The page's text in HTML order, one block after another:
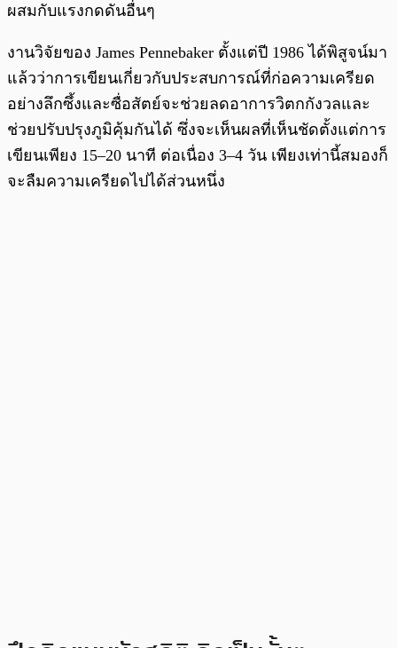
ผสมกับแรงกดดันอื่นๆ
งานวิจัยของ James Pennebaker ตั้งแต่ปี 1986 ได้พิสูจน์มา
แล้วว่าการเขียนเกี่ยวกับประสบการณ์ที่ก่อความเครียด
อย่างลึกซึ้งและซื่อสัตย์จะช่วยลดอาการวิตกกังวลและ
ช่วยปรับปรุงภูมิคุ้มกันได้ ซึ่งจะเห็นผลที่เห็นชัดตั้งแต่การ
เขียนเพียง 15–20 นาที ต่อเนื่อง 3–4 วัน เพียงเท่านี้สมองก็
จะลืมความเครียดไปได้ส่วนหนึ่ง